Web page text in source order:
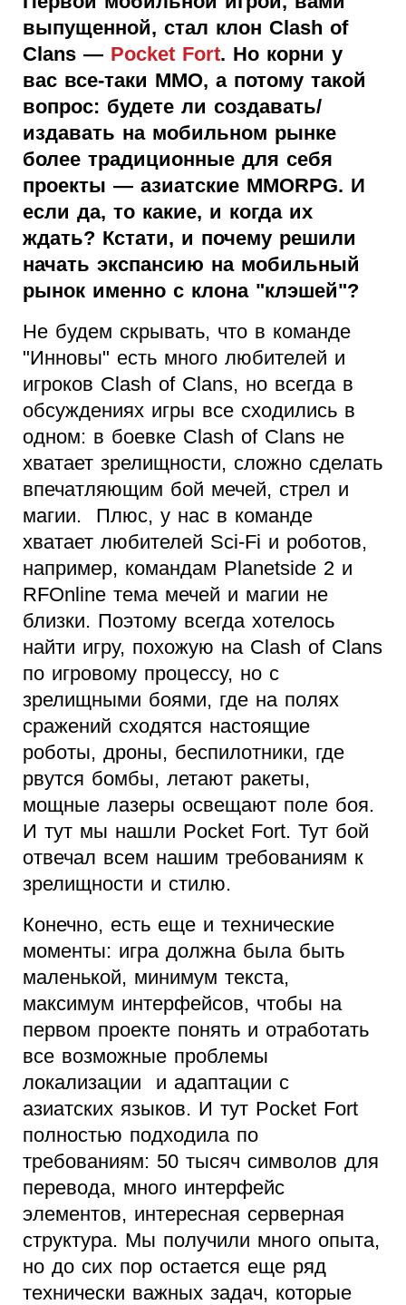
выпущенной, стал клон Clash of
Clans — Pocket Fort. Но корни у
вас все-таки MMO, а потому такой
вопрос: будете ли создавать/
издавать на мобильном рынке
более традиционные для себя
проекты — азиатские MMORPG. И
если да, то какие, и когда их
ждать? Кстати, и почему решили
начать экспансию на мобильный
рынок именно с клона "клэшей"?
Не будем скрывать, что в команде
"Инновы" есть много любителей и
игроков Clash of Clans, но всегда в
обсуждениях игры все сходились в
одном: в боевке Clash of Clans не
хватает зрелищности, сложно сделать
впечатляющим бой мечей, стрел и
магии. Плюс, у нас в команде
хватает любителей Sci-Fi и роботов,
например, командам Planetside 2 и
RFOnline тема мечей и магии не
близки. Поэтому всегда хотелось
найти игру, похожую на Clash of Clans
по игровому процессу, но с
зрелищными боями, где на полях
сражений сходятся настоящие
роботы, дроны, беспилотники, где
рвутся бомбы, летают ракеты,
мощные лазеры освещают поле боя.
И тут мы нашли Pocket Fort. Тут бой
отвечал всем нашим требованиям к
зрелищности и стилю.
Конечно, есть еще и технические
моменты: игра должна была быть
маленькой, минимум текста,
максимум интерфейсов, чтобы на
первом проекте понять и отработать
все возможные проблемы
локализации и адаптации с
азиатских языков. И тут Pocket Fort
полностью подходила по
требованиям: 50 тысяч символов для
перевода, много интерфейс
элементов, интересная серверная
структура. Мы получили много опыта,
но до сих пор остается еще ряд
технически важных задач, которые